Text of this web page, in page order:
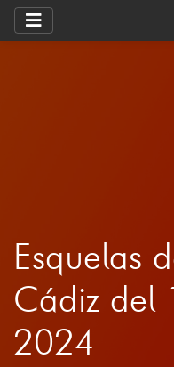
Esquelas
Cádiz del
2024